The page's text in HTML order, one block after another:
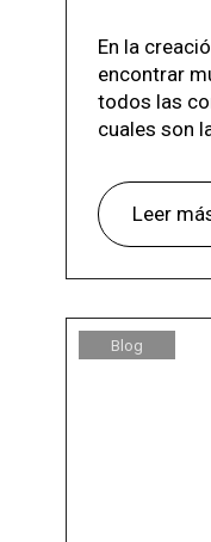
En la
encontrar
todos las
cuales son
Leer
Blog